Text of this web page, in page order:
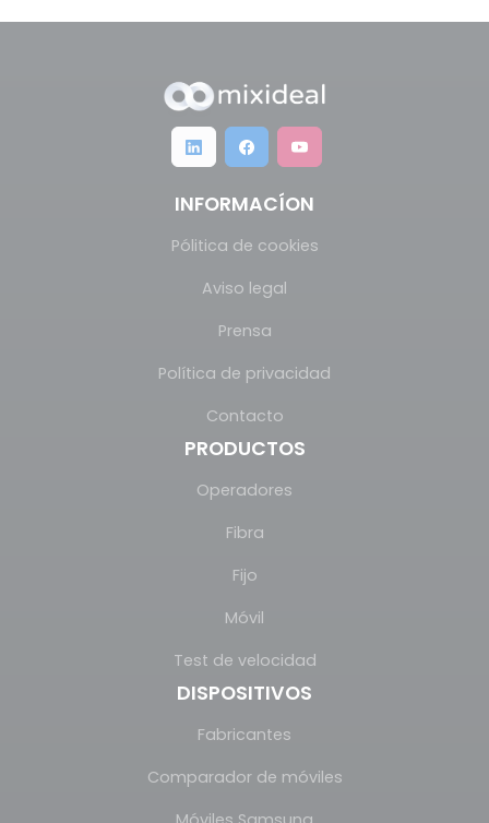
INFORMACÍON
Pólitica de cookies
Aviso legal
Prensa
Política de privacidad
Contacto
PRODUCTOS
Operadores
Fibra
Fijo
Móvil
Test de velocidad
DISPOSITIVOS
Fabricantes
Comparador de móviles